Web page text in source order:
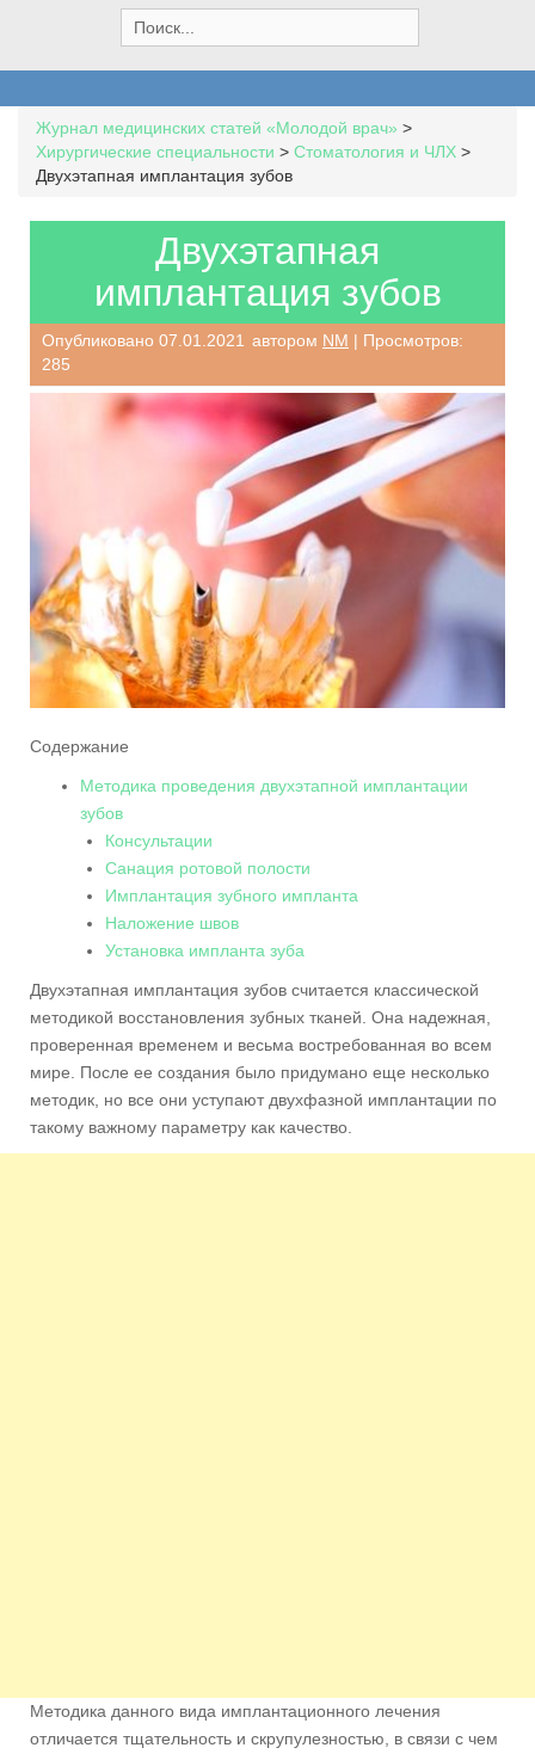
e
a
h
f
o
Журнал медицинских статей «Молодой врач» >
Хирургические специальности > Стоматология и ЧЛХ >
Двухэтапная имплантация зубов
Двухэтапная
имплантация зубов
Опубликовано 07.01.2021 автором NM | Просмотров:
285
Содержание
Методика проведения двухэтапной имплантации
зубов
Консультации
Санация ротовой полости
Имплантация зубного импланта
Наложение швов
Установка импланта зуба
Двухэтапная имплантация зубов считается классической
методикой восстановления зубных тканей. Она надежная,
проверенная временем и весьма востребованная во всем
мире. После ее создания было придумано еще несколько
методик, но все они уступают двухфазной имплантации по
такому важному параметру как качество.
Методика данного вида имплантационного лечения
отличается тщательность и скрупулезностью, в связи с чем